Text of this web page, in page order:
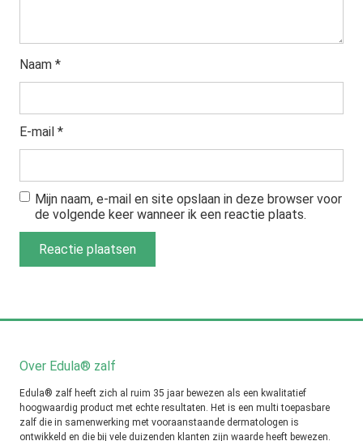
Naam *
E-mail *
Mijn naam, e-mail en site opslaan in deze browser voor
de volgende keer wanneer ik een reactie plaats.
Over Edula® zalf
Edula® zalf heeft zich al ruim 35 jaar bewezen als een kwalitatief
hoogwaardig product met echte resultaten. Het is een multi toepasbare
zalf die in samenwerking met vooraanstaande dermatologen is
ontwikkeld en die bij vele duizenden klanten zijn waarde heeft bewezen.